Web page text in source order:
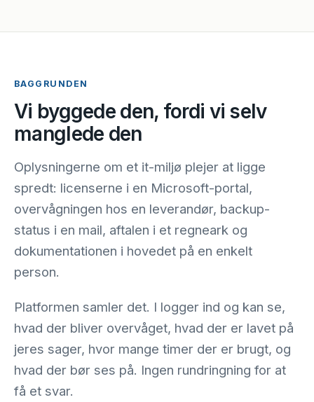
BAGGRUNDEN
Vi byggede den, fordi vi selv
manglede den
Oplysningerne om et it-miljø plejer at ligge
spredt: licenserne i en Microsoft-portal,
overvågningen hos en leverandør, backup-
status i en mail, aftalen i et regneark og
dokumentationen i hovedet på en enkelt
person.
Platformen samler det. I logger ind og kan se,
hvad der bliver overvåget, hvad der er lavet på
jeres sager, hvor mange timer der er brugt, og
hvad der bør ses på. Ingen rundringning for at
få et svar.